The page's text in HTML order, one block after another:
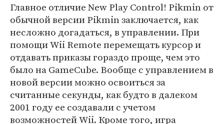
Главное отличие New Play Control! Pikmin от
обычной версии Pikmin заключается, как
несложно догадаться, в управлении. При
помощи Wii Remote перемещать курсор и
отдавать приказы гораздо проще, чем это
было на GameCube. Вообще с управлением в
новой версии можно освоиться за
считанные секунды, как будто в далеком
2001 году ее создавали с учетом
возможностей Wii. Кроме того, игра